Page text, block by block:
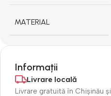
MATERIAL
Informații
Livrare locală
Livrare gratuită în Chișinău și